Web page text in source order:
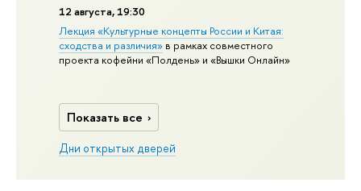
12 августа, 19:30
Лекция «Культурные концепты России и Китая:
сходства и различия» в рамках совместного
проекта кофейни «Полдень» и «Вышки Онлайн»
Показать все
Дни открытых дверей